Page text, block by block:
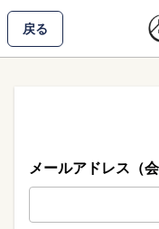
戻る
メールアドレス（会